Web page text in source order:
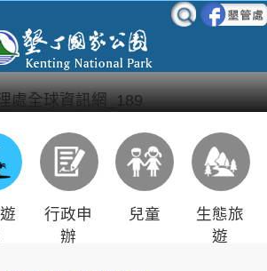
行政申
辦
兒童
生態旅
遊